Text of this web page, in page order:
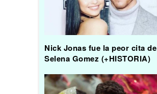
Nick Jonas fue la peor cita de
Selena Gomez (+HISTORIA)